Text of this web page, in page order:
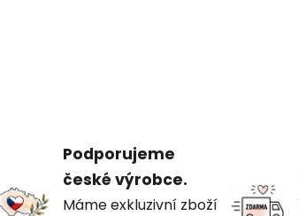
Podporujeme
české výrobce.
Máme exkluzivní zboží